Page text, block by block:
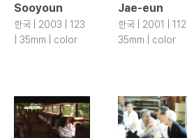
Sooyoun
한국 | 2003 | 123
| 35mm | color
Jae-eun
한국 | 2001 | 112 |
35mm | color